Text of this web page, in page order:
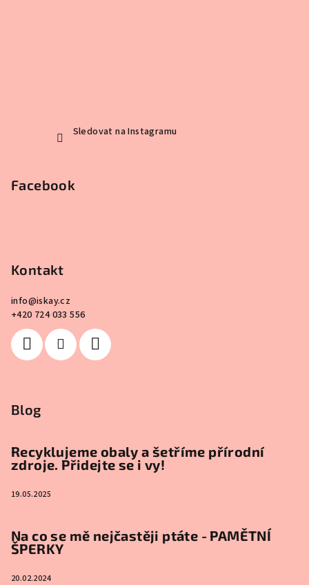
Sledovat na Instagramu
Facebook
Kontakt
info@iskay.cz
+420 724 033 556
Blog
Recyklujeme obaly a šetříme přírodní
zdroje. Přidejte se i vy!
19.05.2025
Na co se mě nejčastěji ptáte - PAMĚTNÍ
ŠPERKY
20.02.2024